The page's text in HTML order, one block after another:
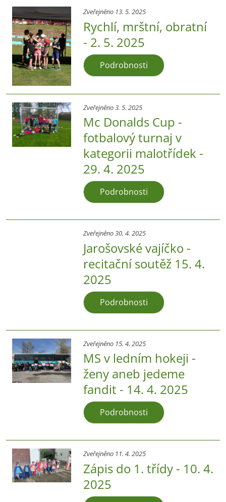
Zveřejněno 13. 5. 2025
Rychlí, mrštní, obratní
- 2. 5. 2025
Podrobnosti
Zveřejněno 3. 5. 2025
Mc Donalds Cup -
fotbalový turnaj v
kategorii malotřídek -
29. 4. 2025
Podrobnosti
Zveřejněno 30. 4. 2025
Jarošovské vajíčko -
recitační soutěž 15. 4.
2025
Podrobnosti
Zveřejněno 15. 4. 2025
MS v ledním hokeji -
ženy aneb jedeme
fandit - 14. 4. 2025
Podrobnosti
Zveřejněno 11. 4. 2025
Zápis do 1. třídy - 10. 4.
2025